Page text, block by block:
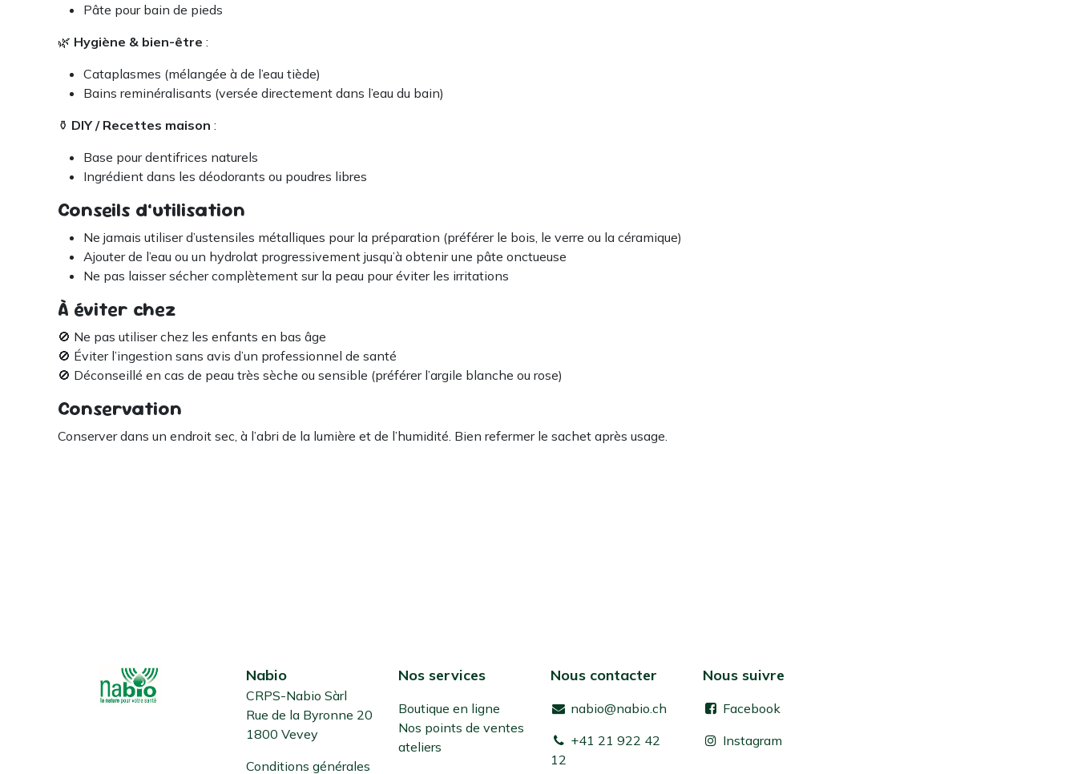
Pâte pour bain de pieds
🌿 Hygiène & bien-être :
Cataplasmes (mélangée à de l’eau tiède)
Bains reminéralisants (versée directement dans l’eau du bain)
⚱️ DIY / Recettes maison :
Base pour dentifrices naturels
Ingrédient dans les déodorants ou poudres libres
Conseils d’utilisation
Ne jamais utiliser d’ustensiles métalliques pour la préparation (préférer le bois, le verre ou la céramique)
Ajouter de l’eau ou un hydrolat progressivement jusqu’à obtenir une pâte onctueuse
Ne pas laisser sécher complètement sur la peau pour éviter les irritations
À éviter chez
🚫 Ne pas utiliser chez les enfants en bas âge
🚫 Éviter l’ingestion sans avis d’un professionnel de santé
🚫 Déconseillé en cas de peau très sèche ou sensible (préférer l’argile blanche ou rose)
Conservation
Conserver dans un endroit sec, à l’abri de la lumière et de l’humidité. Bien refermer le sachet après usage.
Nabio
CRPS-Nabio Sàrl
Rue de la Byronne 20
1800 Vevey
Conditions générales
Nos services
Boutique en ligne
Nos points de ventes
ateliers
Nous contacter
nabio@nabio.ch
+41 21 922 42
12
Nous suivre
Facebook
Instagram